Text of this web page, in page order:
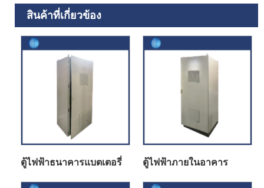
สินค้าที่เกี่ยวข้อง
ตู้ไฟฟ้าธนาคารแบตเตอรี่ ตู้ไฟฟ้าภายในอาคาร